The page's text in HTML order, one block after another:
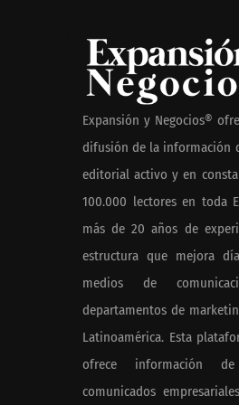
Reforestando con el
regresa a Sierra de
Expansión y Negocios®
difusión de la información
editorial activo y en
100.000 lectores en toda
más de 20 años de
estructura que mejora
medios de
departamentos de
Latinoamérica. Esta
ofrece información
comunicados